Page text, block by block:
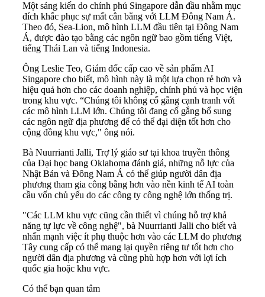
Một sáng kiến do chính phủ Singapore dẫn đầu nhằm mục
đích khắc phục sự mất cân bằng với LLM Đông Nam Á.
Theo đó, Sea-Lion, mô hình LLM đầu tiên tại Đông Nam
Á, được đào tạo bằng các ngôn ngữ bao gồm tiếng Việt,
tiếng Thái Lan và tiếng Indonesia.
Ông Leslie Teo, Giám đốc cấp cao về sản phẩm AI
Singapore cho biết, mô hình này là một lựa chọn rẻ hơn và
hiệu quả hơn cho các doanh nghiệp, chính phủ và học viện
trong khu vực. “Chúng tôi không cố gắng cạnh tranh với
các mô hình LLM lớn. Chúng tôi đang cố gắng bổ sung
các ngôn ngữ địa phương để có thể đại diện tốt hơn cho
cộng đồng khu vực," ông nói.
Bà Nuurrianti Jalli, Trợ lý giáo sư tại khoa truyền thông
của Đại học bang Oklahoma đánh giá, những nỗ lực của
Nhật Bản và Đông Nam Á có thể giúp người dân địa
phương tham gia công bằng hơn vào nền kinh tế AI toàn
cầu vốn chủ yếu do các công ty công nghệ lớn thống trị.
"Các LLM khu vực cũng cần thiết vì chúng hỗ trợ khả
năng tự lực về công nghệ", bà Nuurrianti Jalli cho biết và
nhấn mạnh việc ít phụ thuộc hơn vào các LLM do phương
Tây cung cấp có thể mang lại quyền riêng tư tốt hơn cho
người dân địa phương và cũng phù hợp hơn với lợi ích
quốc gia hoặc khu vực.
Có thể bạn quan tâm